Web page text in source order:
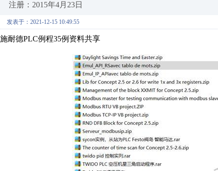
注册：2015年4月23日
发表于：2021-12-15 10:49:55
施耐德PLC例程35例资料共享